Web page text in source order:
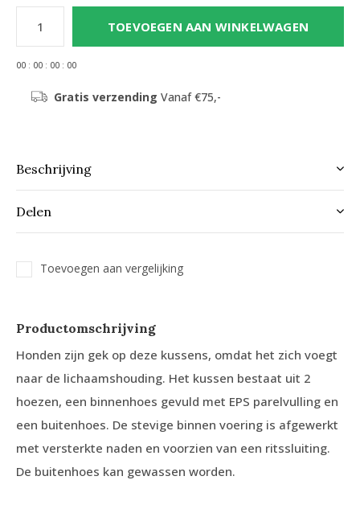
TOEVOEGEN AAN WINKELWAGEN
00 : 00 : 00 : 00
Gratis verzending Vanaf €75,-
Beschrijving
Delen
Toevoegen aan vergelijking
Productomschrijving
Honden zijn gek op deze kussens, omdat het zich voegt
naar de lichaamshouding. Het kussen bestaat uit 2
hoezen, een binnenhoes gevuld met EPS parelvulling en
een buitenhoes. De stevige binnen voering is afgewerkt
met versterkte naden en voorzien van een ritssluiting.
De buitenhoes kan gewassen worden.